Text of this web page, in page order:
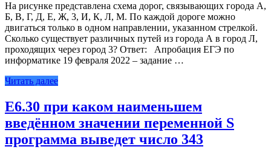
На рисунке представлена схема дорог, связывающих города А,
Б, В, Г, Д, Е, Ж, 3, И, К, Л, М. По каждой дороге можно
двигаться только в одном направлении, указанном стрелкой.
Сколько существует различных путей из города А в город Л,
проходящих через город 3? Ответ: Апробация ЕГЭ по
информатике 19 февраля 2022 – задание …
Читать далее
Е6.30 при каком наименьшем
введённом значении переменной S
программа выведет число 343